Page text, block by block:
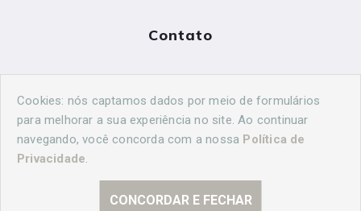
Contato
cidadeshistoricasoficial@gmail.com
© 2026 Curitiba Histórica. Todos os direitos reservados.
Cookies: nós captamos dados por meio de formulários
para melhorar a sua experiência no site. Ao continuar
navegando, você concorda com a nossa Política de
Privacidade.
CONCORDAR E FECHAR